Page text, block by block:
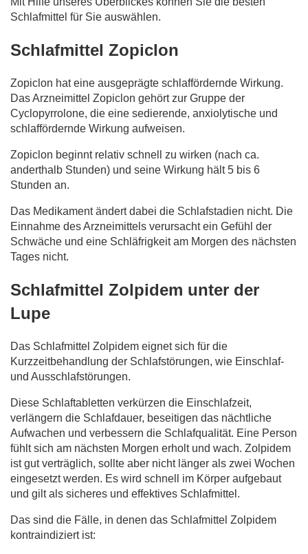
Schlafmittel für Sie auswählen.
Schlafmittel Zopiclon
Zopiclon hat eine ausgeprägte schlaffördernde Wirkung.
Das Arzneimittel Zopiclon gehört zur Gruppe der
Cyclopyrrolone, die eine sedierende, anxiolytische und
schlaffördernde Wirkung aufweisen.
Zopiclon beginnt relativ schnell zu wirken (nach ca.
anderthalb Stunden) und seine Wirkung hält 5 bis 6
Stunden an.
Das Medikament ändert dabei die Schlafstadien nicht. Die
Einnahme des Arzneimittels verursacht ein Gefühl der
Schwäche und eine Schläfrigkeit am Morgen des nächsten
Tages nicht.
Schlafmittel Zolpidem unter der
Lupe
Das Schlafmittel Zolpidem eignet sich für die
Kurzzeitbehandlung der Schlafstörungen, wie Einschlaf-
und Ausschlafstörungen.
Diese Schlaftabletten verkürzen die Einschlafzeit,
verlängern die Schlafdauer, beseitigen das nächtliche
Aufwachen und verbessern die Schlafqualität. Eine Person
fühlt sich am nächsten Morgen erholt und wach. Zolpidem
ist gut verträglich, sollte aber nicht länger als zwei Wochen
eingesetzt werden. Es wird schnell im Körper aufgebaut
und gilt als sicheres und effektives Schlafmittel.
Das sind die Fälle, in denen das Schlafmittel Zolpidem
kontraindiziert ist: